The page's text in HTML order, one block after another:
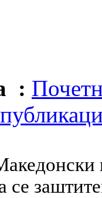
: